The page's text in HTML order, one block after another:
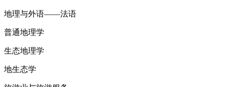
地理与外语——法语
普通地理学
生态地理学
地生态学